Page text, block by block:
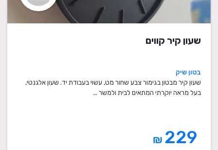
שעון קיר קווים
בטון שיק
שעון קיר מבטון בגימור צבע שחור מט, עשוי בעבודת יד. שעון אלגנטי,
בעל מראה יוקרתי המתאים לבית ולמשר ...
₪